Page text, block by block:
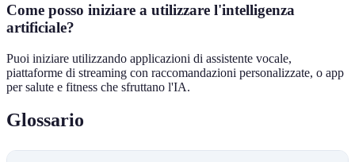
Come posso iniziare a utilizzare l'intelligenza
artificiale?
Puoi iniziare utilizzando applicazioni di assistente vocale,
piattaforme di streaming con raccomandazioni personalizzate, o app
per salute e fitness che sfruttano l'IA.
Glossario